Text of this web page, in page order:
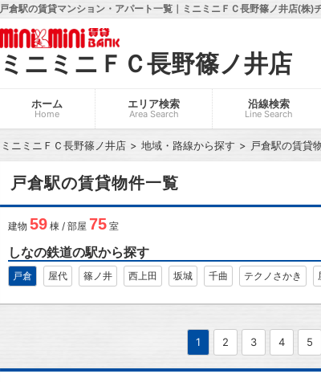
戸倉駅の賃貸マンション・アパート一覧｜ミニミニＦＣ長野篠ノ井店(株)
ミニミニＦＣ長野篠ノ井店
ホーム
Home
エリア検索
Area Search
沿線検索
Line Search
ミニミニＦＣ長野篠ノ井店 地域・路線から探す 戸倉駅の賃貸
戸倉駅の賃貸物件一覧
建物 59 棟 / 部屋 75 室
しなの鉄道の駅から探す
戸倉 屋代 篠ノ井 西上田 坂城 千曲 テクノさかき
1 2 3 4 5